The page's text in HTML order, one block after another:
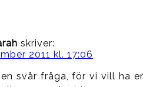
skriver:
2011 kl. 17:06
svår fråga, för vi vill ha